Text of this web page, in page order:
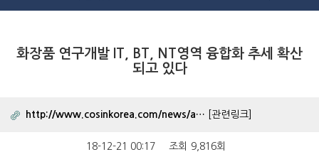
화장품 연구개발 IT, BT, NT영역 융합화 추세 확산
되고 있다
http://www.cosinkorea.com/news/a… [관련링크]
18-12-21 00:17 조회 9,816회